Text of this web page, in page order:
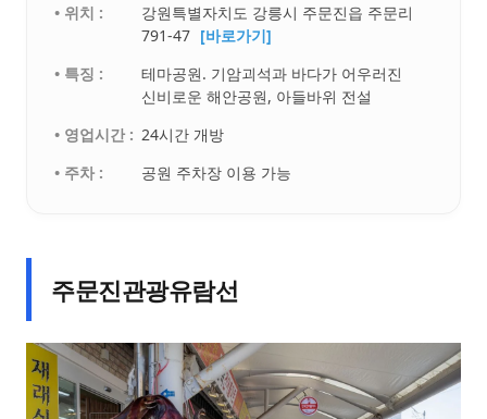
• 위치 :
강원특별자치도 강릉시 주문진읍 주문리
791-47 [바로가기]
• 특징 :
테마공원. 기암괴석과 바다가 어우러진
신비로운 해안공원, 아들바위 전설
• 영업시간 : 24시간 개방
• 주차 :
공원 주차장 이용 가능
주문진관광유람선